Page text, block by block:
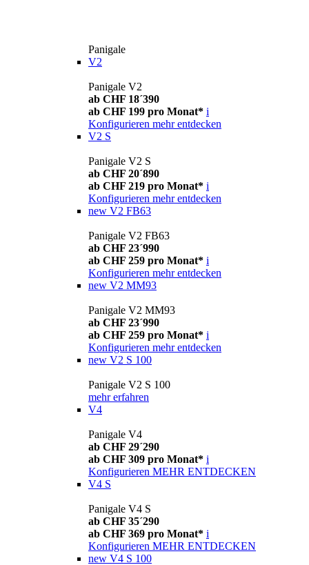
Panigale
V2
Panigale V2
ab CHF 18´390
ab CHF 199 pro Monat* i
Konfigurieren mehr entdecken
V2 S
Panigale V2 S
ab CHF 20´890
ab CHF 219 pro Monat* i
Konfigurieren mehr entdecken
new V2 FB63
Panigale V2 FB63
ab CHF 23´990
ab CHF 259 pro Monat* i
Konfigurieren mehr entdecken
new V2 MM93
Panigale V2 MM93
ab CHF 23´990
ab CHF 259 pro Monat* i
Konfigurieren mehr entdecken
new V2 S 100
Panigale V2 S 100
mehr erfahren
V4
Panigale V4
ab CHF 29´290
ab CHF 309 pro Monat* i
Konfigurieren MEHR ENTDECKEN
V4 S
Panigale V4 S
ab CHF 35´290
ab CHF 369 pro Monat* i
Konfigurieren MEHR ENTDECKEN
new V4 S 100